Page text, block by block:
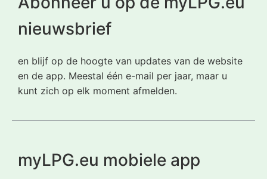
nieuwsbrief
en blijf op de hoogte van updates van de website
en de app. Meestal één e-mail per jaar, maar u
kunt zich op elk moment afmelden.
myLPG.eu mobiele app